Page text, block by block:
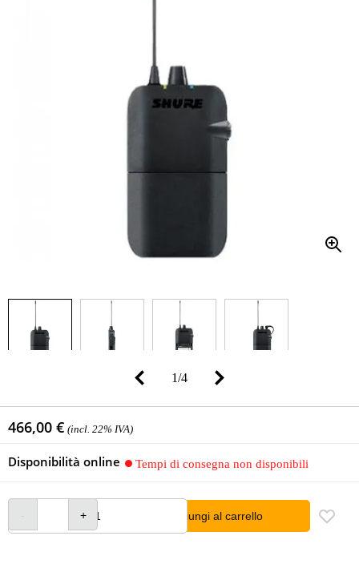
1/4
466,00 € (incl. 22% IVA)
Disponibilità online Tempi di consegna non disponibili
Aggiungi al carrello